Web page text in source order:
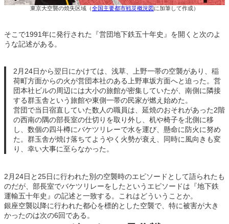
東京大空襲の焼失区域（全国主要都市戦災概況図 に加筆して作成）
そこで1991年に発行された『営団地下鉄五十年史』を開くと次のよ
うな記述がある。
2月24日から翌日にかけては、浅草、上野一帯の空襲があり、稲
荷町方面からの火が営団本社のある上野車坂方面へと迫った。営
団本社ビルの周辺には大小の旅館が密集していたが、南側に隣接
する群玉舎という旅館や東側一帯の民家が燃え始めた。
営団で当日宿直していた数人の職員は、延焼のおそれがあった2階
の西南の隅の部長室の仕切りを取り外し、机や椅子を北側に移
し、数個の四斗樽にバケツリレーで水を運び、懸命に防火に努め
た。群玉舎が焼け落ちてようやく火勢が衰え、同時に風向きも変
り、幸い大事に至らなかった。
2月24日と25日に行われた別の空襲時のエピソードとして語られたも
のだが、部長室でバケツリレーをしたというエピソードは『地下鉄
運輸五十年史』の記述と一致する。これはどういうことか。
銀座空襲以降に行われた都心を標的とした空襲で、特に被害が大き
かったのは次の6回である。